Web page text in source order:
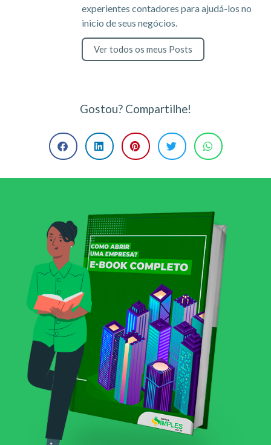
experientes contadores para ajudá-los no
inicio de seus negócios.
Ver todos os meus Posts
Gostou? Compartilhe!